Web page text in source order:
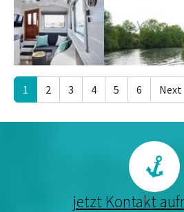
Show larger version Show larger
1 2 3 4 5 6 Next
jetzt Kontakt